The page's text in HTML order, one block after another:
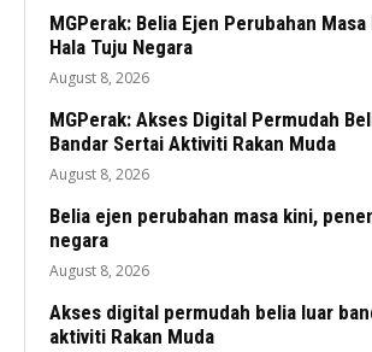
MGPerak: Belia Ejen Perubahan
Hala Tuju Negara
August 8, 2026
MGPerak: Akses Digital Permudah
Bandar Sertai Aktiviti Rakan Muda
August 8, 2026
Belia ejen perubahan masa kini,
negara
August 8, 2026
Akses digital permudah belia luar
aktiviti Rakan Muda